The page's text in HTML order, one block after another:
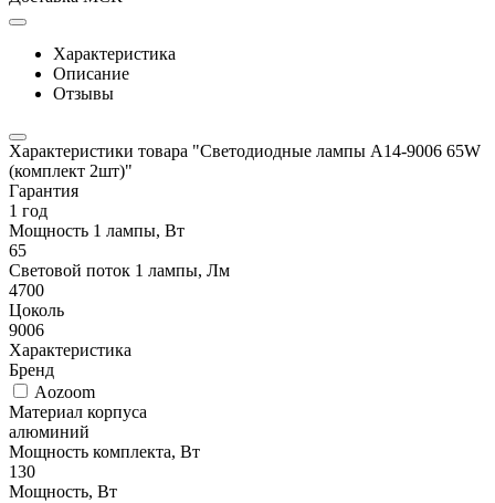
Характеристика
Описание
Отзывы
Характеристики товара "Светодиодные лампы A14-9006 65W
(комплект 2шт)"
Гарантия
1 год
Мощность 1 лампы, Вт
65
Световой поток 1 лампы, Лм
4700
Цоколь
9006
Характеристика
Бренд
Aozoom
Материал корпуса
алюминий
Мощность комплекта, Вт
130
Мощность, Вт